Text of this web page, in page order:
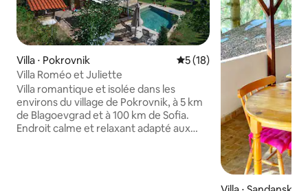
Villa ⋅ Pokrovnik Évaluation moyenne sur la
5 (18)
Villa Roméo et Juliette
Villa romantique et isolée dans les
environs du village de Pokrovnik, à 5 km
de Blagoevgrad et à 100 km de Sofia.
Endroit calme et relaxant adapté aux